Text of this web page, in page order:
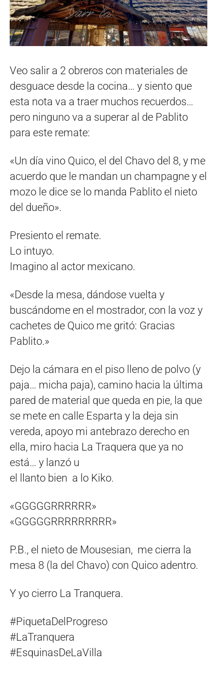
Veo salir a 2 obreros con materiales de
desguace desde la cocina… y siento que
esta nota va a traer muchos recuerdos…
pero ninguno va a superar al de Pablito
para este remate:
«Un día vino Quico, el del Chavo del 8, y me
acuerdo que le mandan un champagne y el
mozo le dice se lo manda Pablito el nieto
del dueño».
Presiento el remate.
Lo intuyo.
Imagino al actor mexicano.
«Desde la mesa, dándose vuelta y
buscándome en el mostrador, con la voz y
cachetes de Quico me gritó: Gracias
Pablito.»
Dejo la cámara en el piso lleno de polvo (y
paja… micha paja), camino hacia la última
pared de material que queda en pie, la que
se mete en calle Esparta y la deja sin
vereda, apoyo mi antebrazo derecho en
ella, miro hacia La Traquera que ya no
está… y lanzó u
el llanto bien a lo Kiko.
«GGGGGRRRRRR»
«GGGGGRRRRRRRRR»
P.B., el nieto de Mousesian, me cierra la
mesa 8 (la del Chavo) con Quico adentro.
Y yo cierro La Tranquera.
#PiquetaDelProgreso
#LaTranquera
#EsquinasDeLaVilla